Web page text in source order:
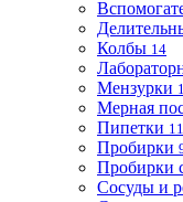
Колбы 14
Мензурки 1
Мерная
Пипетки 11
Пробирки
Пробирки
Сосуды и